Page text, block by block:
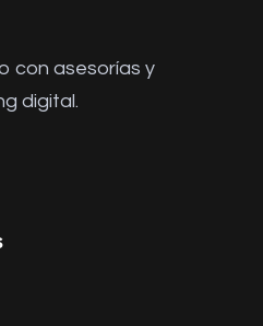
con asesorías y
digital.